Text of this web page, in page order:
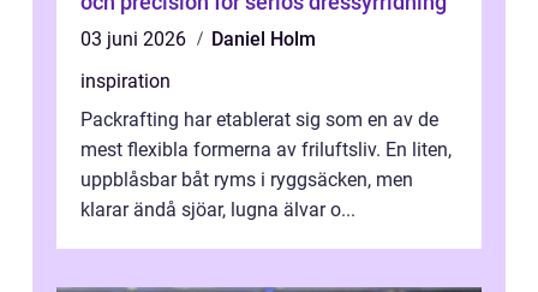
03 juni 2026
Daniel Holm
inspiration
Packrafting har etablerat sig som en av de
mest flexibla formerna av friluftsliv. En liten,
uppblåsbar båt ryms i ryggsäcken, men
klarar ändå sjöar, lugna älvar o...